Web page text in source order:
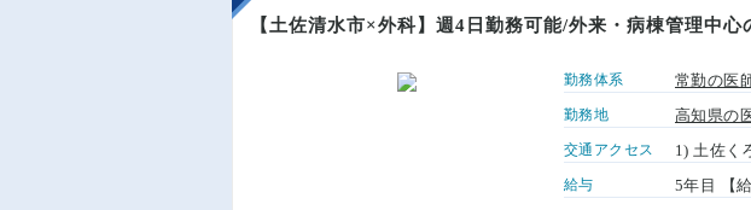
【土佐清水市×外科】週4日勤務可能/外来・病棟管理中
勤務体系 常勤の医
勤務地 高知県の
交通アクセス 1) 土佐く
給与 5年目 【